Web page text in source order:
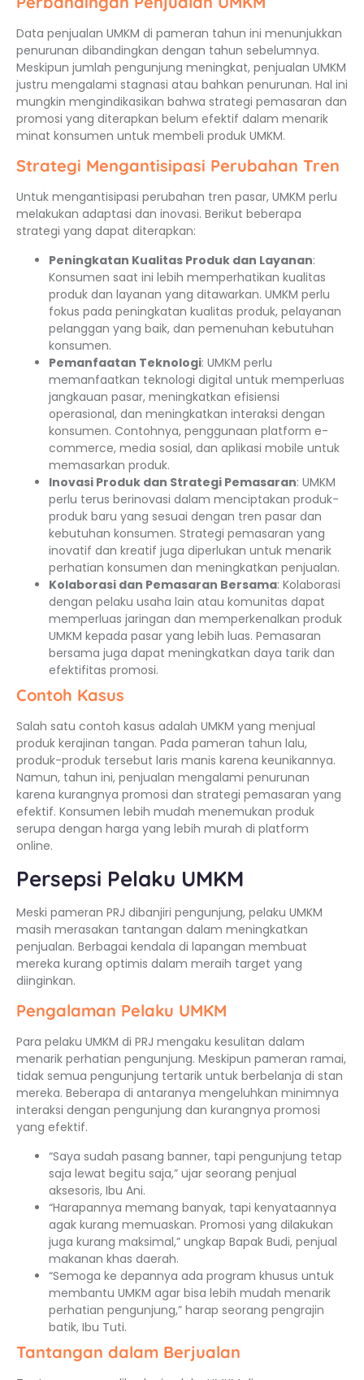
Data penjualan UMKM di pameran tahun ini menunjukkan
penurunan dibandingkan dengan tahun sebelumnya.
Meskipun jumlah pengunjung meningkat, penjualan UMKM
justru mengalami stagnasi atau bahkan penurunan. Hal ini
mungkin mengindikasikan bahwa strategi pemasaran dan
promosi yang diterapkan belum efektif dalam menarik
minat konsumen untuk membeli produk UMKM.
Strategi Mengantisipasi Perubahan Tren
Untuk mengantisipasi perubahan tren pasar, UMKM perlu
melakukan adaptasi dan inovasi. Berikut beberapa
strategi yang dapat diterapkan:
Peningkatan Kualitas Produk dan Layanan:
Konsumen saat ini lebih memperhatikan kualitas
produk dan layanan yang ditawarkan. UMKM perlu
fokus pada peningkatan kualitas produk, pelayanan
pelanggan yang baik, dan pemenuhan kebutuhan
konsumen.
Pemanfaatan Teknologi: UMKM perlu
memanfaatkan teknologi digital untuk memperluas
jangkauan pasar, meningkatkan efisiensi
operasional, dan meningkatkan interaksi dengan
konsumen. Contohnya, penggunaan platform e-
commerce, media sosial, dan aplikasi mobile untuk
memasarkan produk.
Inovasi Produk dan Strategi Pemasaran: UMKM
perlu terus berinovasi dalam menciptakan produk-
produk baru yang sesuai dengan tren pasar dan
kebutuhan konsumen. Strategi pemasaran yang
inovatif dan kreatif juga diperlukan untuk menarik
perhatian konsumen dan meningkatkan penjualan.
Kolaborasi dan Pemasaran Bersama: Kolaborasi
dengan pelaku usaha lain atau komunitas dapat
memperluas jaringan dan memperkenalkan produk
UMKM kepada pasar yang lebih luas. Pemasaran
bersama juga dapat meningkatkan daya tarik dan
efektifitas promosi.
Contoh Kasus
Salah satu contoh kasus adalah UMKM yang menjual
produk kerajinan tangan. Pada pameran tahun lalu,
produk-produk tersebut laris manis karena keunikannya.
Namun, tahun ini, penjualan mengalami penurunan
karena kurangnya promosi dan strategi pemasaran yang
efektif. Konsumen lebih mudah menemukan produk
serupa dengan harga yang lebih murah di platform
online.
Persepsi Pelaku UMKM
Meski pameran PRJ dibanjiri pengunjung, pelaku UMKM
masih merasakan tantangan dalam meningkatkan
penjualan. Berbagai kendala di lapangan membuat
mereka kurang optimis dalam meraih target yang
diinginkan.
Pengalaman Pelaku UMKM
Para pelaku UMKM di PRJ mengaku kesulitan dalam
menarik perhatian pengunjung. Meskipun pameran ramai,
tidak semua pengunjung tertarik untuk berbelanja di stan
mereka. Beberapa di antaranya mengeluhkan minimnya
interaksi dengan pengunjung dan kurangnya promosi
yang efektif.
“Saya sudah pasang banner, tapi pengunjung tetap
saja lewat begitu saja,” ujar seorang penjual
aksesoris, Ibu Ani.
“Harapannya memang banyak, tapi kenyataannya
agak kurang memuaskan. Promosi yang dilakukan
juga kurang maksimal,” ungkap Bapak Budi, penjual
makanan khas daerah.
“Semoga ke depannya ada program khusus untuk
membantu UMKM agar bisa lebih mudah menarik
perhatian pengunjung,” harap seorang pengrajin
batik, Ibu Tuti.
Tantangan dalam Berjualan